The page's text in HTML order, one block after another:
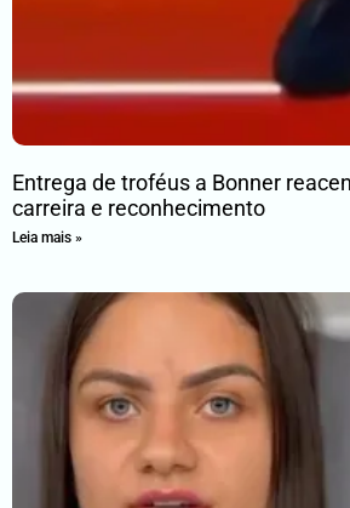
Entrega de troféus a Bonner
carreira e reconhecimento
Leia mais »